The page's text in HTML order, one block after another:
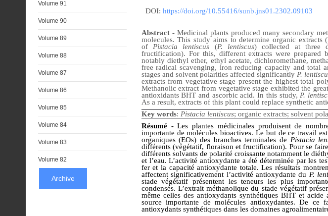
DOI: https://doi.org/10.55416/sunb.jns01.2302.09103
Abstract - Medicinal plants produced many secondary
molecules. This study aims to determine organic
of Pistacia lentiscus (P. lentiscus) collected at three
fructification). For this, different extracts were
notably diethyl ether, ethyl acetate, dichloromethane,
free radical scavenging, iron reducing capacity and total
stages and solvent polarities affected significantly P.
extracts from vegetative stage present the highest total
Methanolic extract from vegetative stage exhibited the
antioxidants BHT and ascorbic acid. In this study, P.
As a result, extracts of this plant could replace synthetic
Key words: Pistacia lentiscus; organic extracts; solvent
Résumé -Les plantes médicinales produisent de
importante de molécules bioactives. Le but de ce travail
organiques (EOs) des branches terminales de Pistacia
différents (végétatif, floraison et fructification). Pour se
différents solvants de polarité croissante notamment le
et l’eau. L’activité antioxydante a été déterminée par les
fer et la capacité antioxydante totale. Les résultats
affectent significativement l’activité antioxydante du P.
stade végétatif présentent les teneurs les plus
condensés. L’extrait méthanolique du stade végétatif
même celles des antioxydants synthétiques BHT et acide
source importante de molécules antioxydantes. De ce
antioxydants synthétiques dans les domaines
Volume 91
Volume 90
Volume 89
Volume 88
Volume 87
Volume 86
Volume 85
Volume 84
Volume 83
Volume 82
Archive